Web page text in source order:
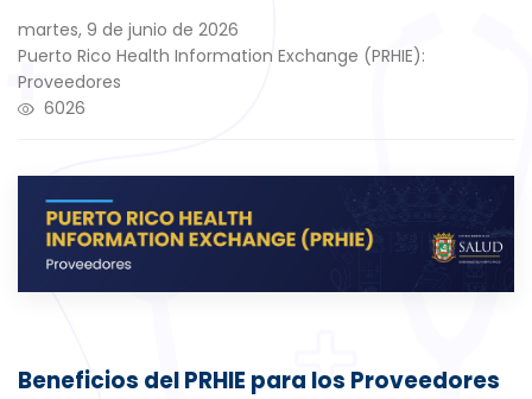
martes, 9 de junio de 2026
Puerto Rico Health Information Exchange (PRHIE):
Proveedores
6026
Beneficios del PRHIE para los Proveedores